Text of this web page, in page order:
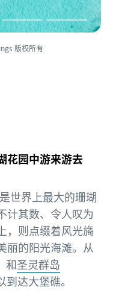
版权所有
花园中游来游去
世界上最大的珊瑚
计其数、令人叹为
，则点缀着风光旖
丽的阳光海滩。从
和圣灵群岛
达大堡礁。